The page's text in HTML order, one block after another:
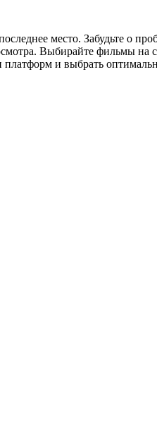
место. Забудьте о
Выбирайте фильмы на
платформ и выбрать